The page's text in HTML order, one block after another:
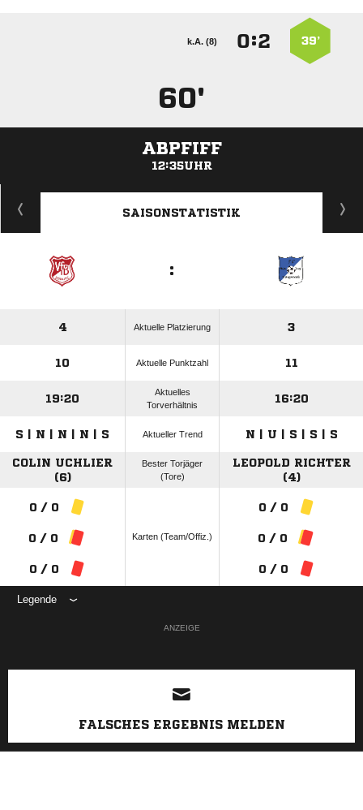
39’
:
k.A. (8)
60'
ABPFIFF
12:35UHR
ANZEIGE
SAISONSTATISTIK
:
4 Aktuelle Platzierung 3
10 Aktuelle Punktzahl 11
19:20
Aktuelles
Torverhältnis
16:20
S | N | N | N | S Aktueller Trend N | U | S | S | S
COLIN UCHLIER
(6)
Bester Torjäger
(Tore)
LEOPOLD RICHTER
(4)
0 / 0
0 / 0
0 / 0
Karten (Team/Offiz.)
0 / 0
0 / 0
0 / 0
Legende
ANZEIGE
FALSCHES ERGEBNIS MELDEN